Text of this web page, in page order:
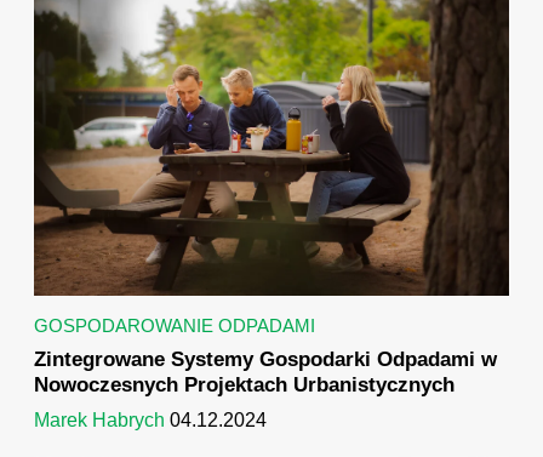
GOSPODAROWANIE ODPADAMI
Zintegrowane Systemy Gospodarki Odpadami w
Nowoczesnych Projektach Urbanistycznych
Marek Habrych 04.12.2024